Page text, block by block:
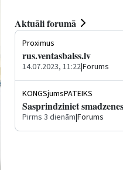
Aktuāli forumā
Proximus
rus.ventasbalss.lv
14.07.2023, 11:22|Forums
KONGSjumsPATEIKS
Sasprindziniet
Pirms 3 dienām|Forums